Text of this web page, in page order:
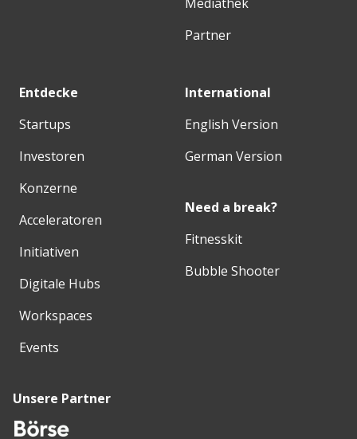
Partner
Entdecke
Startups
Investoren
Konzerne
Acceleratoren
Initiativen
Digitale Hubs
Workspaces
Events
International
English Version
German Version
Need a break?
Fitnesskit
Bubble Shooter
Unsere Partner